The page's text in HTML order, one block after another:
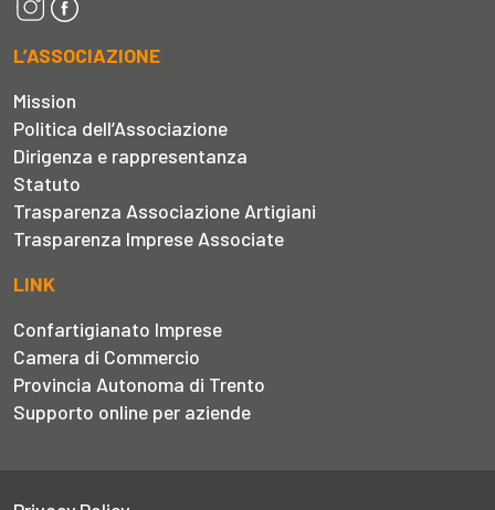
L’ASSOCIAZIONE
Mission
Politica dell’Associazione
Dirigenza e rappresentanza
Statuto
Trasparenza Associazione Artigiani
Trasparenza Imprese Associate
LINK
Confartigianato Imprese
Camera di Commercio
Provincia Autonoma di Trento
Supporto online per aziende